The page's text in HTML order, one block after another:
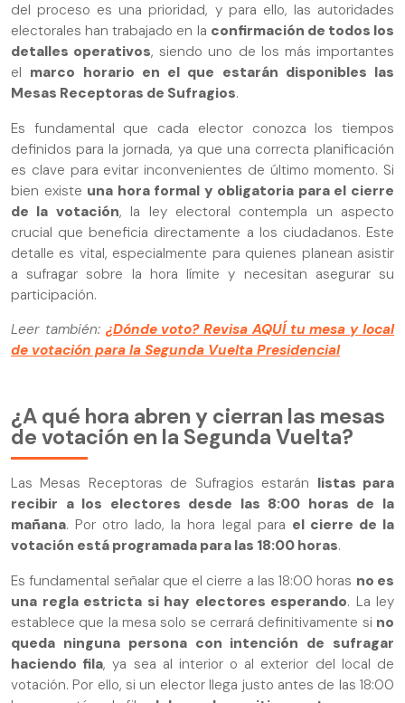
del proceso es una prioridad, y para ello, las autoridades
electorales han trabajado en la confirmación de todos los
detalles operativos, siendo uno de los más importantes
el marco horario en el que estarán disponibles las
Mesas Receptoras de Sufragios.
Es fundamental que cada elector conozca los tiempos
definidos para la jornada, ya que una correcta planificación
es clave para evitar inconvenientes de último momento. Si
bien existe una hora formal y obligatoria para el cierre
de la votación, la ley electoral contempla un aspecto
crucial que beneficia directamente a los ciudadanos. Este
detalle es vital, especialmente para quienes planean asistir
a sufragar sobre la hora límite y necesitan asegurar su
participación.
Leer también: ¿Dónde voto? Revisa AQUÍ tu mesa y local
de votación para la Segunda Vuelta Presidencial
¿A qué hora abren y cierran las mesas
de votación en la Segunda Vuelta?
Las Mesas Receptoras de Sufragios estarán listas para
recibir a los electores desde las 8:00 horas de la
mañana. Por otro lado, la hora legal para el cierre de la
votación está programada para las 18:00 horas.
Es fundamental señalar que el cierre a las 18:00 horas no es
una regla estricta si hay electores esperando. La ley
establece que la mesa solo se cerrará definitivamente si no
queda ninguna persona con intención de sufragar
haciendo fila, ya sea al interior o al exterior del local de
votación. Por ello, si un elector llega justo antes de las 18:00